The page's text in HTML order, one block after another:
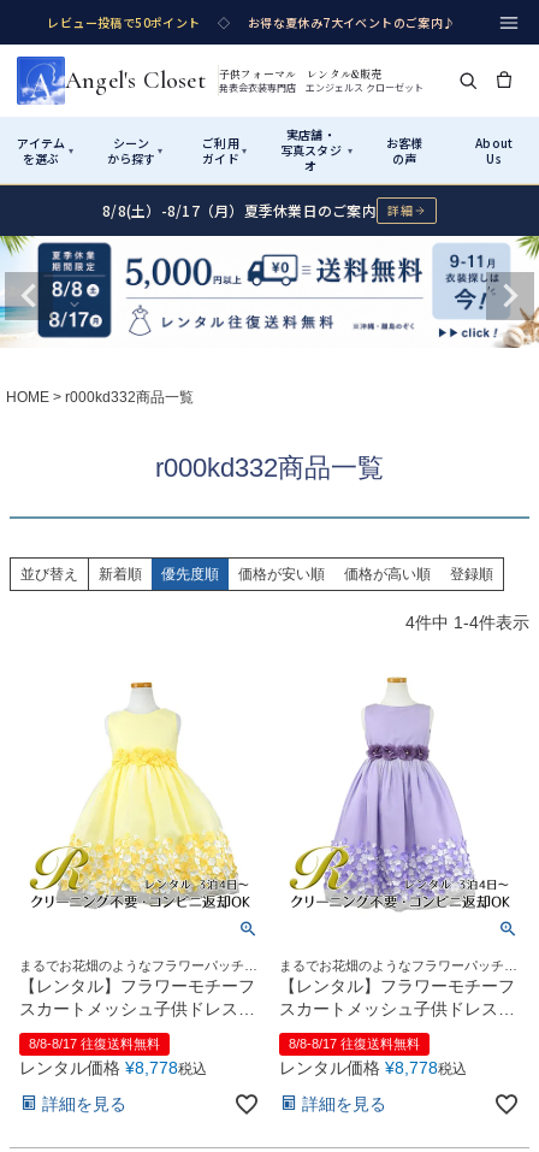
レビュー投稿で50ポイント ◇ お得な夏休み7大イベントのご案内♪
Angel's Closet 子供フォーマル レンタル&販売
発表会衣装専門店 エンジェルス クローゼット
アイテム
を選ぶ
▾
シーン
から探す ▾
ご利用
ガイド ▾
実店舗・
写真スタジ
オ
▾
お客様
の声
About
Us
Shop by Category アイテムから探す
カテゴリ詳細→ サイズで選ぶ →
七五三着物 シューズ
アウター
販売
コスチューム アウター
ジュエリー 音楽雑貨
Shop by Occasion シーンから探す
性別・サイズで絞り込む→
Recital & Concours Wedding
Graduation & Entrance
卒業式・入学式
Shichi-Go-San
七五三
How It Works ご利用ガイド
Startはじめに
01
レンタル・販売の入口
03 Angel's Closetについて
予約・配送・返却・料金
レンタルの流れ
4ステップで簡単
あんしんパック
汚れ・キズ・破損の補償
Buy & Supportご購入・サポート
07 販売・共通のご案内
品質・返品・お手入れ
08 送料・お支払い
送料・決済方法
09 お問い合わせ
電話・メール・LINE
Visit Us 実店舗・写真スタジオ
Tsukuba Boutique
茨城県土浦市大町14-16-1F
10:00–18:00（完全予約制）
月曜日
店舗を予約する →
8/8(土）-8/17（月）夏季休業日のご案内 詳細
HOME r000kd332商品一覧
r000kd332商品一覧
並び替え 新着順 優先度順 価格が安い順 価格が高い順 登録順
4件中 1-4件表示
まるでお花畑のようなフラワーパッチド
レス
【レンタル】フラワーモチーフ
スカートメッシュ子供ドレス
(KD332)イエロー
8/8-8/17 往復送料無料
レンタル価格 ¥8,778税込
詳細を見る
まるでお花畑のようなフラワーパッチド
レス
【レンタル】フラワーモチーフ
スカートメッシュ子供ドレス
(KD332)ライラック
8/8-8/17 往復送料無料
レンタル価格 ¥8,778税込
詳細を見る